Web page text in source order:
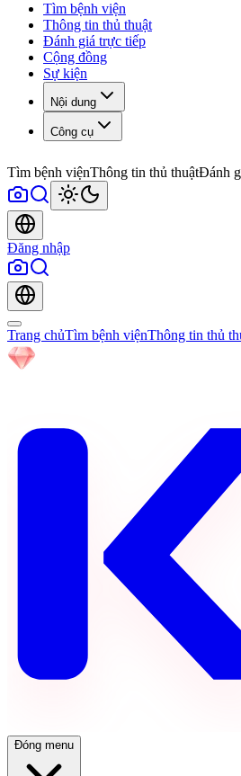
Tìm bệnh viện
Thông tin thủ thuật
Đánh giá trực tiếp
Cộng đồng
Sự kiện
Nội dung
Công cụ
Tìm bệnh việnThông tin thủ thuậtĐánh
Đăng nhập
Trang chủTìm bệnh việnThông tin thủ
Đóng menu